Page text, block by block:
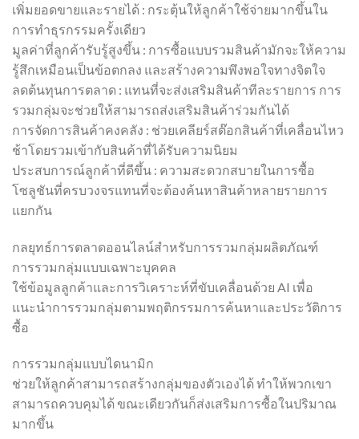
เพิ่มยอดขายและรายได้ : กระตุ้นให้ลูกค้าใช้จ่ายมากขึ้นใน
การทำธุรกรรมครั้งเดียว
มูลค่าที่ลูกค้ารับรู้สูงขึ้น : การซื้อแบบรวมสินค้ามักจะให้ความ
รู้สึกเหมือนเป็นข้อตกลง และสร้างความพึงพอใจทางจิตใจ
ลดต้นทุนการตลาด : แทนที่จะส่งเสริมสินค้าทีละรายการ การ
รวมกลุ่มจะช่วยให้สามารถส่งเสริมสินค้าร่วมกันได้
การจัดการสินค้าคงคลัง : ช่วยเคลียร์สต๊อกสินค้าที่เคลื่อนไหว
ช้าโดยรวมเข้ากับสินค้าที่ได้รับความนิยม
ประสบการณ์ลูกค้าที่ดีขึ้น : ความสะดวกสบายในการซื้อ
โซลูชันที่ครบวงจรแทนที่จะต้องค้นหาสินค้าหลายรายการ
แยกกัน
กลยุทธ์การตลาดออนไลน์สำหรับการรวมกลุ่มผลิตภัณฑ์
การรวมกลุ่มแบบเฉพาะบุคคล
ใช้ข้อมูลลูกค้าและการวิเคราะห์ที่ขับเคลื่อนด้วย AI เพื่อ
แนะนำการรวมกลุ่มตามพฤติกรรมการค้นหาและประวัติการ
ซื้อ
การรวมกลุ่มแบบไดนามิก
ช่วยให้ลูกค้าสามารถสร้างกลุ่มของตัวเองได้ ทำให้พวกเขา
สามารถควบคุมได้ ขณะเดียวกันก็ส่งเสริมการซื้อในปริมาณ
มากขึ้น